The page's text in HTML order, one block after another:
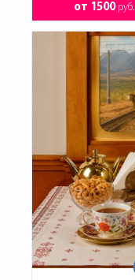
от 1500руб.